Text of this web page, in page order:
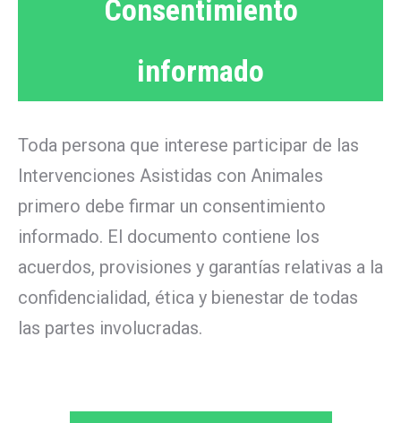
Consentimiento
informado
Toda persona que interese participar de las
Intervenciones Asistidas con Animales
primero debe firmar un consentimiento
informado. El documento contiene los
acuerdos, provisiones y garantías relativas a la
confidencialidad, ética y bienestar de todas
las partes involucradas.